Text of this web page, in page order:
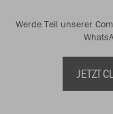
Werde Teil unserer
JETZT